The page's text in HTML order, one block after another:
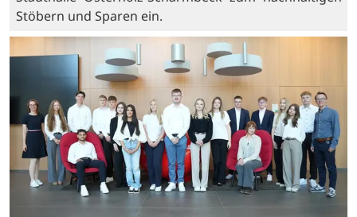
Stöbern und Sparen ein.